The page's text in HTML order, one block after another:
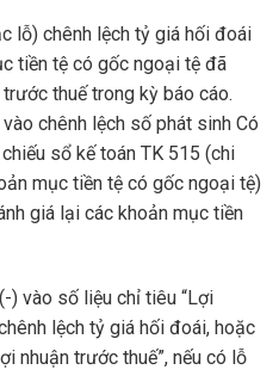
lỗ) chênh lệch tỷ giá hối đoái
tiền tệ có gốc ngoại tệ đã
thuế trong kỳ báo cáo.
chênh lệch số phát sinh Có
sổ kế toán TK 515 (chi
mục tiền tệ có gốc ngoại tệ)
giá lại các khoản mục tiền
) vào số liệu chỉ tiêu “Lợi
lệch tỷ giá hối đoái, hoặc
nhuận trước thuế”, nếu có lỗ